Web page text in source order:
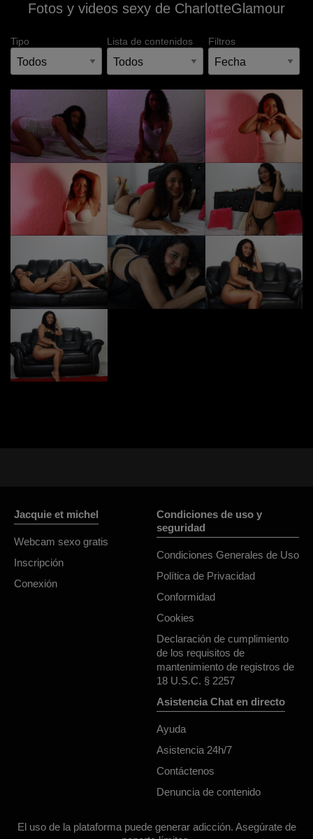
Fotos y videos sexy de CharlotteGlamour
Tipo Lista de contenidos Filtros
Jacquie et michel
Webcam sexo gratis
Inscripción
Conexión
Condiciones de uso y
seguridad
Condiciones Generales de Uso
Política de Privacidad
Conformidad
Cookies
Declaración de cumplimiento
de los requisitos de
mantenimiento de registros de
18 U.S.C. § 2257
Asistencia Chat en directo
Ayuda
Asistencia 24h/7
Contáctenos
Denuncia de contenido
El uso de la plataforma puede generar adicción. Asegúrate de